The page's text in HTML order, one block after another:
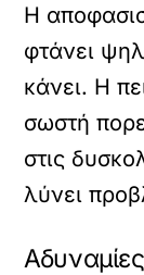
Η
φτάνει
κάνει. Η
σωστή
στις
λύνει
Αδυναμίες